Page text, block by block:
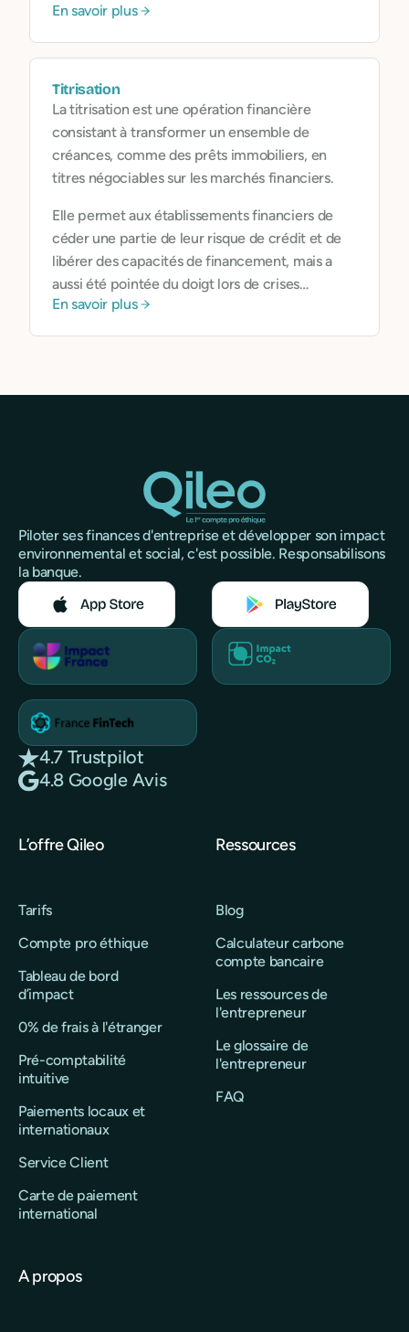
En savoir plus
Titrisation
La titrisation est une opération financière
consistant à transformer un ensemble de
créances, comme des prêts immobiliers, en
titres négociables sur les marchés financiers.
Elle permet aux établissements financiers de
céder une partie de leur risque de crédit et de
libérer des capacités de financement, mais a
aussi été pointée du doigt lors de crises
financières passées.
En savoir plus
Piloter ses finances d'entreprise et développer son impact
environnemental et social, c'est possible. Responsabilisons
la banque.
4.7 Trustpilot
4.8 Google Avis
L’offre Qileo
Tarifs
Compte pro éthique
Tableau de bord
d’impact
0% de frais à l'étranger
Pré-comptabilité
intuitive
Paiements locaux et
internationaux
Service Client
Carte de paiement
international
Ressources
Blog
Calculateur carbone
compte bancaire
Les ressources de
l'entrepreneur
Le glossaire de
l'entrepreneur
FAQ
A propos